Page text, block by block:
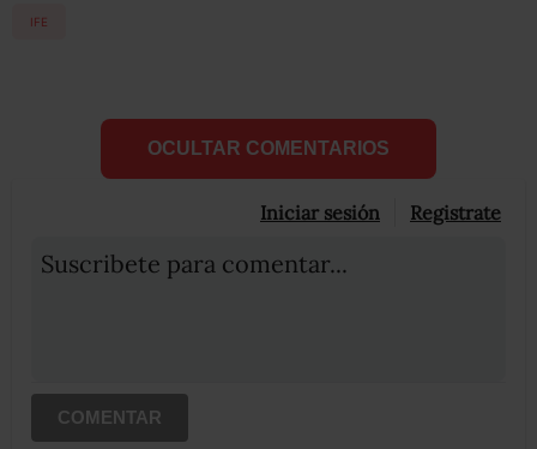
IFE
OCULTAR COMENTARIOS
Iniciar sesión Registrate
Suscribete para comentar...
COMENTAR